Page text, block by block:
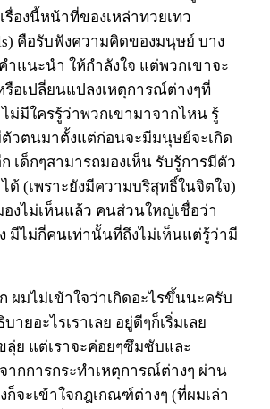
องนี้หน้าที่ของเหล่าทวยเทว
คือรับฟังความคิดของมนุษย์ บาง
ำแนะนำ ให้กำลังใจ แต่พวกเขาจะ
รือเปลี่ยนแปลงเหตุการณ์ต่างๆที่
ม่มีใครรู้ว่าพวกเขามาจากไหน รู้
วตนมาตั้งแต่ก่อนจะมีมนุษย์จะเกิด
เด็กๆสามารถมองเห็น รับรู้การมีตัว
ด้ (เพราะยังมีความบริสุทธิ์ในจิตใจ)
งไม่เห็นแล้ว คนส่วนใหญ่เชื่อว่า
มีไม่กี่คนเท่านั้นที่ถึงไม่เห็นแต่รู้ว่ามี
ผมไม่เข้าใจว่าเกิดอะไรขึ้นนะครับ
ายอะไรเราเลย อยู่ดีๆก็เริ่มเลย
ย แต่เราจะค่อยๆซึมซับและ
ากการกระทำเหตุการณ์ต่างๆ ผ่าน
ก็จะเข้าใจกฎเกณฑ์ต่างๆ (ที่ผมเล่า